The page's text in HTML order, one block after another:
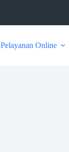
Pelayanan Online